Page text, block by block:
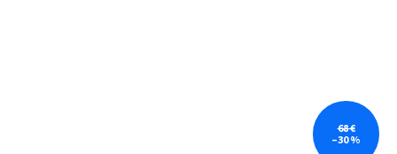
68 €
–30 %